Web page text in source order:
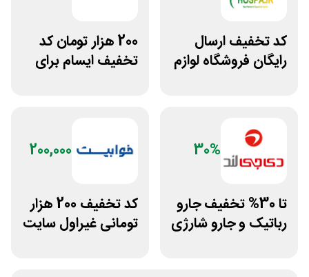
کد تخفیف ارسال
رایگان فروشگاه لوازم
200 هزار تومان کد
تخفیف ایسام برای
30%
تا 30% تخفیف جارو
رباتیک و جارو شارژی
200,000
کد تخفیف 200 هزار
تومانی غیراول سایت